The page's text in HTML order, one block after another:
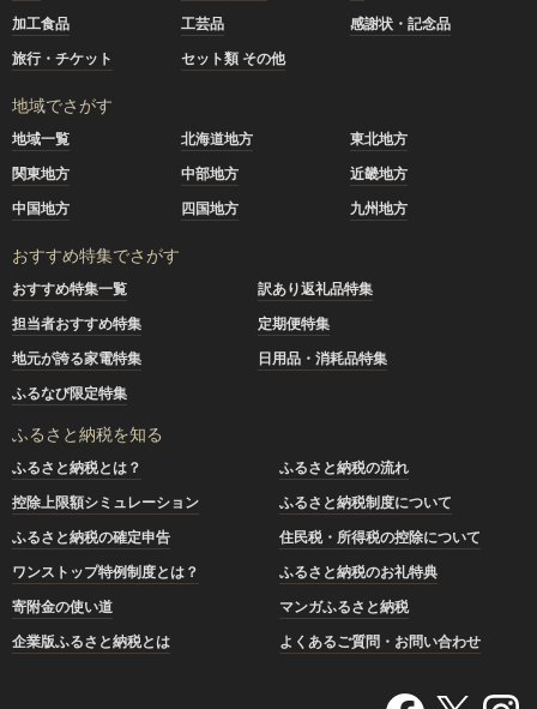
加工食品
工芸品
感謝状・記念品
旅行・チケット
セット類 その他
地域でさがす
地域一覧 北海道地方
東北地方
関東地方
中部地方
近畿地方
中国地方
四国地方 九州地方
おすすめ特集でさがす
おすすめ特集一覧
訳あり返礼品特集
担当者おすすめ特集
定期便特集
地元が誇る家電特集
日用品・消耗品特集
ふるなび限定特集
ふるさと納税を知る
ふるさと納税とは？
ふるさと納税の流れ
控除上限額シミュレーション
ふるさと納税制度について
ふるさと納税の確定申告
住民税・所得税の控除について
ワンストップ特例制度とは？
ふるさと納税のお礼特典
寄附金の使い道
マンガふるさと納税
企業版ふるさと納税とは
よくあるご質問・お問い合わせ